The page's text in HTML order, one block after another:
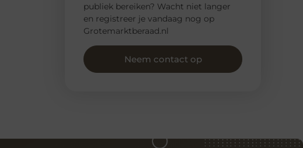
publiek bereiken? Wacht niet langer
en registreer je vandaag nog op
Grotemarktberaad.nl
Neem contact op